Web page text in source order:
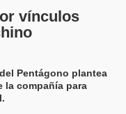
vínculos
Pentágono plantea
la compañía para